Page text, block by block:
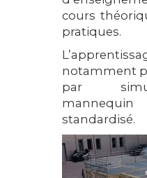
cours
pratiques.
notamment
par
standardisé.